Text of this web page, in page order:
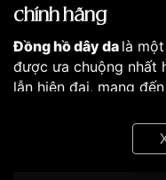
chính hãng
Đồng hồ dây da là
được ưa chuộng nhất
lẫn hiện đại, mang
một số lưu ý khi chọn